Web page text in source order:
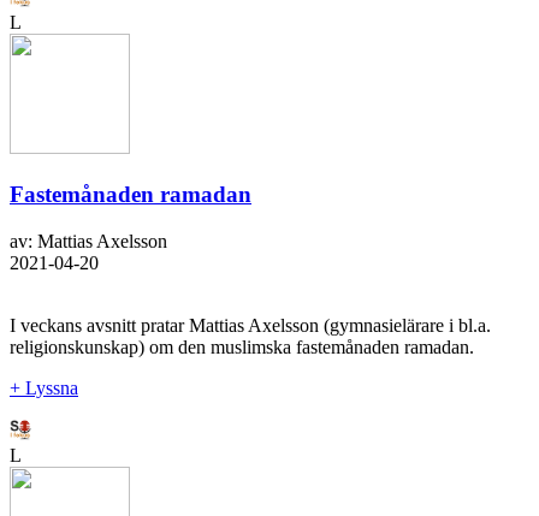
L
Fastemånaden ramadan
av: Mattias Axelsson
2021-04-20
I veckans avsnitt pratar Mattias Axelsson (gymnasielärare i bl.a.
religionskunskap) om den muslimska fastemånaden ramadan.
+ Lyssna
L